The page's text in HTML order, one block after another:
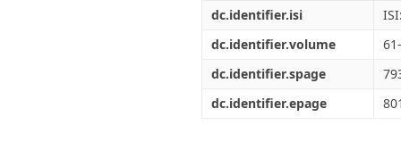
dc.identifier.isi
dc.identifier.volume
dc.identifier.spage
dc.identifier.epage